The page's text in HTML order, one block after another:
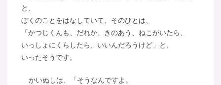
と、
ぼくのことをはなしていて、そのひとは、
「かつじくんも、だれか、きのあう、ねこがいたら、
いっしょにくらしたら、いいんだろうけど」と、
いったそうです。
かいぬしは、「そうなんですよ。